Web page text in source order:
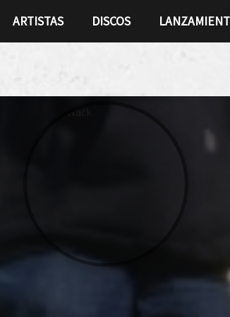
ARTISTAS DISCOS